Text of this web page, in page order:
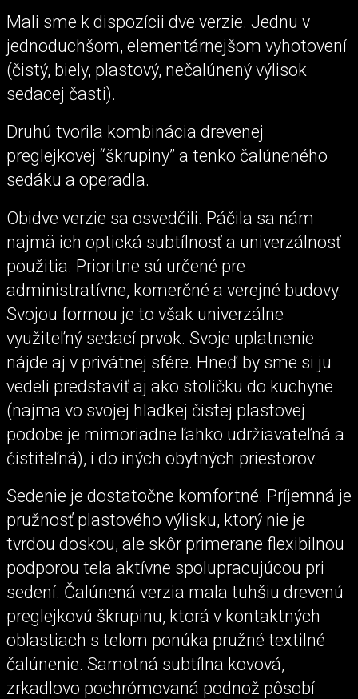
Mali sme k dispozícii dve verzie. Jednu v
jednoduchšom, elementárnejšom vyhotovení
(čistý, biely, plastový, nečalúnený výlisok
sedacej časti).
Druhú tvorila kombinácia drevenej
preglejkovej “škrupiny” a tenko čalúneného
sedáku a operadla.
Obidve verzie sa osvedčili. Páčila sa nám
najmä ich optická subtílnosť a univerzálnosť
použitia. Prioritne sú určené pre
administratívne, komerčné a verejné budovy.
Svojou formou je to však univerzálne
využiteľný sedací prvok. Svoje uplatnenie
nájde aj v privátnej sfére. Hneď by sme si ju
vedeli predstaviť aj ako stoličku do kuchyne
(najmä vo svojej hladkej čistej plastovej
podobe je mimoriadne ľahko udržiavateľná a
čistiteľná), i do iných obytných priestorov.
Sedenie je dostatočne komfortné. Príjemná je
pružnosť plastového výlisku, ktorý nie je
tvrdou doskou, ale skôr primerane flexibilnou
podporou tela aktívne spolupracujúcou pri
sedení. Čalúnená verzia mala tuhšiu drevenú
preglejkovú škrupinu, ktorá v kontaktných
oblastiach s telom ponúka pružné textilné
čalúnenie. Samotná subtílna kovová,
zrkadlovo pochrómovaná podnož pôsobí